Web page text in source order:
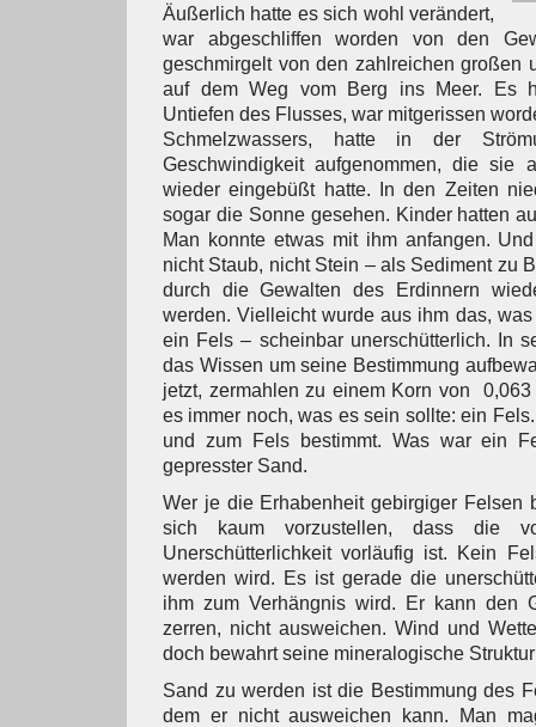
Äußerlich hatte es sich wohl verändert,
war abgeschliffen worden von den
geschmirgelt von den zahlreichen großen
auf dem Weg vom Berg ins Meer. Es
Untiefen des Flusses, war mitgerissen
Schmelzwassers, hatte in der
Geschwindigkeit aufgenommen, die sie
wieder eingebüßt hatte. In den Zeiten
sogar die Sonne gesehen. Kinder hatten
Man konnte etwas mit ihm anfangen.
nicht Staub, nicht Stein – als Sediment zu
durch die Gewalten des Erdinnern
werden. Vielleicht wurde aus ihm das,
ein Fels – scheinbar unerschütterlich. In
das Wissen um seine Bestimmung
jetzt, zermahlen zu einem Korn von
es immer noch, was es sein sollte: ein
und zum Fels bestimmt. Was war ein
gepresster Sand.
Wer je die Erhabenheit gebirgiger Felsen
sich kaum vorzustellen, dass die
Unerschütterlichkeit vorläufig ist. Kein
werden wird. Es ist gerade die
ihm zum Verhängnis wird. Er kann den
zerren, nicht ausweichen. Wind und
doch bewahrt seine mineralogische
Sand zu werden ist die Bestimmung des
dem er nicht ausweichen kann. Man